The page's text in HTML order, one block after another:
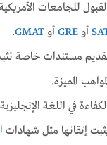
للجامعات
أوGRE أوGMAT
.
مستندات خاصة تثبت
المميزة.
في اللغة
إتقانها مثل شهادات